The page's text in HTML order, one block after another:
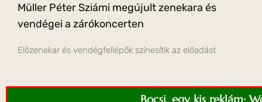
Müller Péter Sziámi megújult zenekara és
vendégei a zárókoncerten
Előzenekar és vendégfellépők színesítik az előadást
Bocsi, egy kis reklám: